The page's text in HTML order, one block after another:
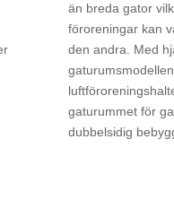
än breda gator
föroreningar kan
den andra. Med
gaturummet för
dubbelsidig